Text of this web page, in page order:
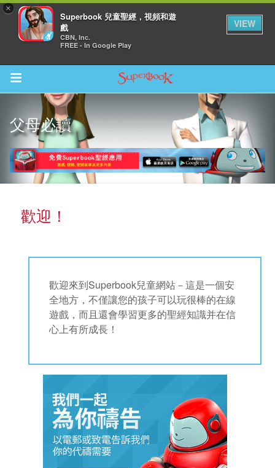
×
Superbook 兒童聖經，視頻和遊
戲
CBN, Inc.
FREE - In Google Play
VIEW
Return to Content
Bible App
父母必讀
歡迎！
歡迎來到Superbook兒童網站－這是一個安
全地方，不僅讓您的孩子可以玩很棒的在線
遊戲，而且還會學習更多的聖經知識并在信
心上有所成長！